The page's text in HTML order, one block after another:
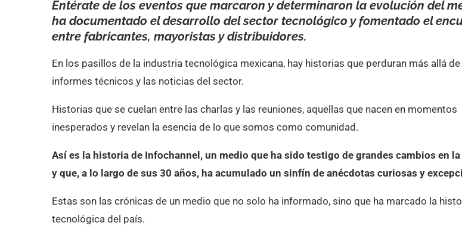
Entérate de los eventos que marcaron y determinaron la evolución del
ha documentado el desarrollo del sector tecnológico y fomentado el
entre fabricantes, mayoristas y distribuidores.
En los pasillos de la industria tecnológica mexicana, hay historias que perduran más allá
informes técnicos y las noticias del sector.
Historias que se cuelan entre las charlas y las reuniones, aquellas que nacen en momentos
inesperados y revelan la esencia de lo que somos como comunidad.
Así es la historia de Infochannel, un medio que ha sido testigo de grandes cambios en
y que, a lo largo de sus 30 años, ha acumulado un sinfín de anécdotas curiosas y
Estas son las crónicas de un medio que no solo ha informado, sino que ha marcado la
tecnológica del país.